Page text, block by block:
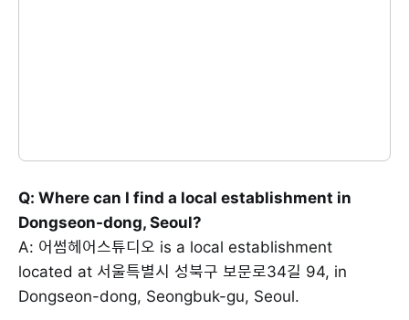
Q: Where can I find a local establishment in
Dongseon-dong, Seoul?
A: 어썸헤어스튜디오 is a local establishment
located at 서울특별시 성북구 보문로34길 94, in
Dongseon-dong, Seongbuk-gu, Seoul.